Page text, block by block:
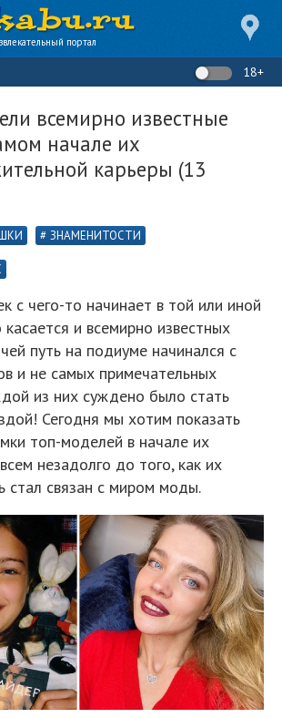
портал
18+
всемирно известные
начале их
карьеры (13
ЗНАМЕНИТОСТИ
с чего-то начинает в той или иной
и всемирно известных
путь на подиуме начинался с
и не самых примечательных
из них суждено было стать
Сегодня мы хотим показать
топ-моделей в начале их
незадолго до того, как их
стал связан с миром моды.